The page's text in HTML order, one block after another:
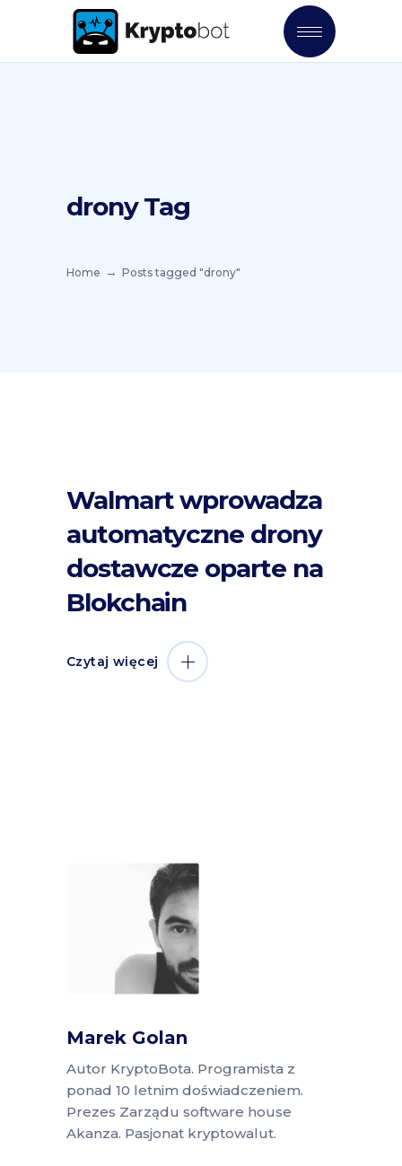
drony Tag
Home Posts tagged "drony"
Walmart wprowadza
automatyczne drony
dostawcze oparte na
Blokchain
Czytaj więcej
Marek Golan
Autor KryptoBota. Programista z
ponad 10 letnim doświadczeniem.
Prezes Zarządu software house
Akanza. Pasjonat kryptowalut.